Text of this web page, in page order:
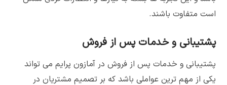
است متفاوت باشند.
پشتیبانی و خدمات پس از فروش
پشتیبانی و خدمات پس از فروش در آمازون پرایم می تواند
یکی از مهم ترین عواملی باشد که بر تصمیم مشتریان در